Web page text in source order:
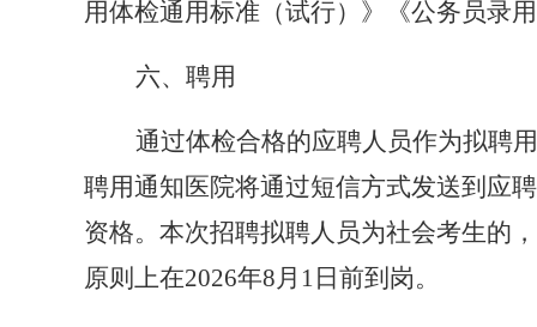
用体检通用标准（试行）》《公务员录
六、聘用
通过体检合格的应聘人员作为拟聘
聘用通知医院将通过短信方式发送到应
资格。本次招聘拟聘人员为社会考生的
原则上在2026年8月1日前到岗。